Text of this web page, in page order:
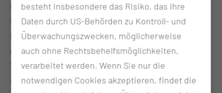
Mit ihrer Gründung verfolgt die Medizinische
Universität Lausitz einen neuen Ansatz für
Forschung, Lehre und Versorgung. Das Symposium
gibt Einblicke in das Medizin- und
Versorgungskonzept der Universität und zeigt
anhand konkreter Projekte und Praxisbeispiele, wie
besteht insbesondere das Risiko, das Ihre
Daten durch US-Behörden zu Kontroll- und
Überwachungszwecken, möglicherweise
auch ohne Rechtsbehelfsmöglichkeiten,
verarbeitet werden. Wenn Sie nur die
notwendigen Cookies akzeptieren, findet die